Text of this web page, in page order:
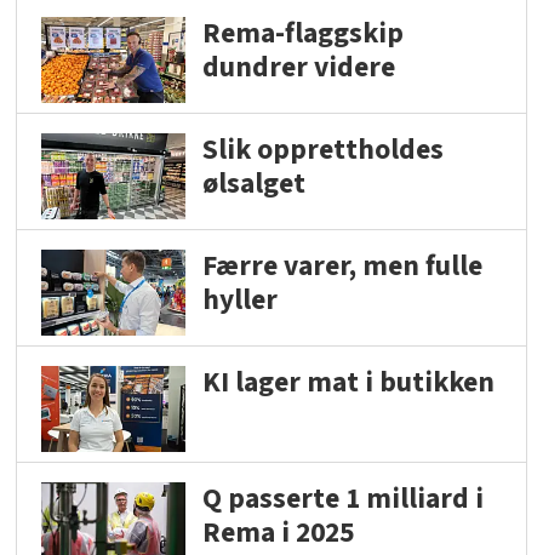
Rema-flaggskip
dundrer videre
Slik opprettholdes
ølsalget
Færre varer, men fulle
hyller
KI lager mat i butikken
Q passerte 1 milliard i
Rema i 2025